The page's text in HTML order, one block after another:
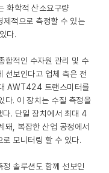
화학적 산소요구량
적으로 측정할 수 있는
다.
합적인 수자원 관리 및 수
선보인다고 업체 측은 전
AWT424 트랜스미터를
다. 이 장치는 수질 측정을
다. 단일 장치에서 최대 4
돼, 복잡한 산업 공정에서
모니터링 할 수 있다.
솔루션도 함께 선보인